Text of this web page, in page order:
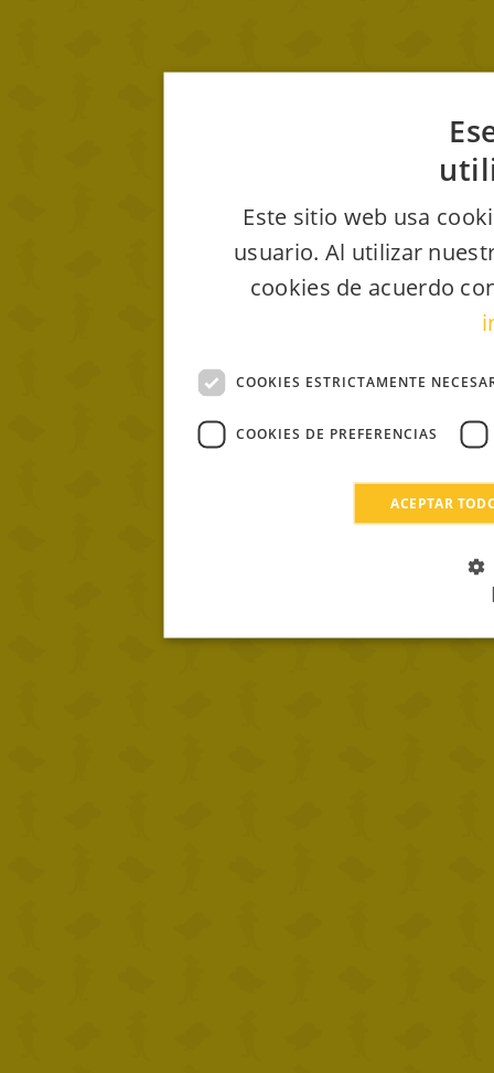
Este sitio web usa
usuario. Al utilizar
cookies de acuerdo
COOKIES ESTRICTAMENTE
COOKIES DE PREFERENCIAS
ACEPTAR